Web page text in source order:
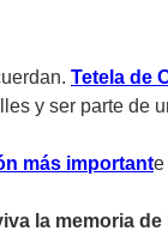
Tetela de
y ser parte de
más importante
la memoria